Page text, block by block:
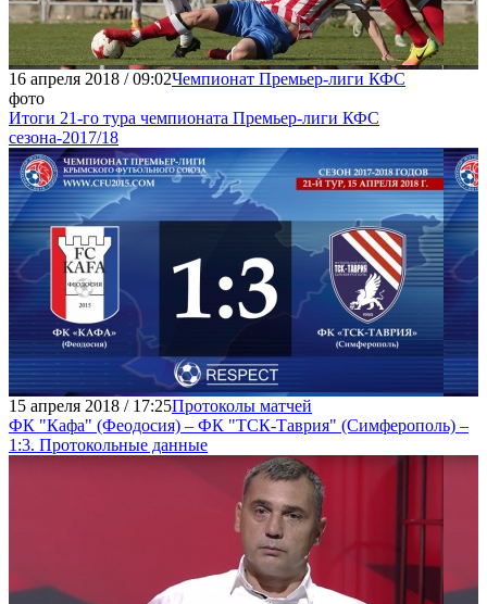
16 апреля 2018 / 09:02Чемпионат Премьер-лиги КФС
фото
Итоги 21-го тура чемпионата Премьер-лиги КФС
сезона-2017/18
15 апреля 2018 / 17:25Протоколы матчей
ФК "Кафа" (Феодосия) – ФК "ТСК-Таврия" (Симферополь) –
1:3. Протокольные данные